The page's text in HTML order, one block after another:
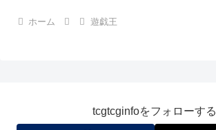
ホーム 遊戯王
tcgtcginfoをフォローする